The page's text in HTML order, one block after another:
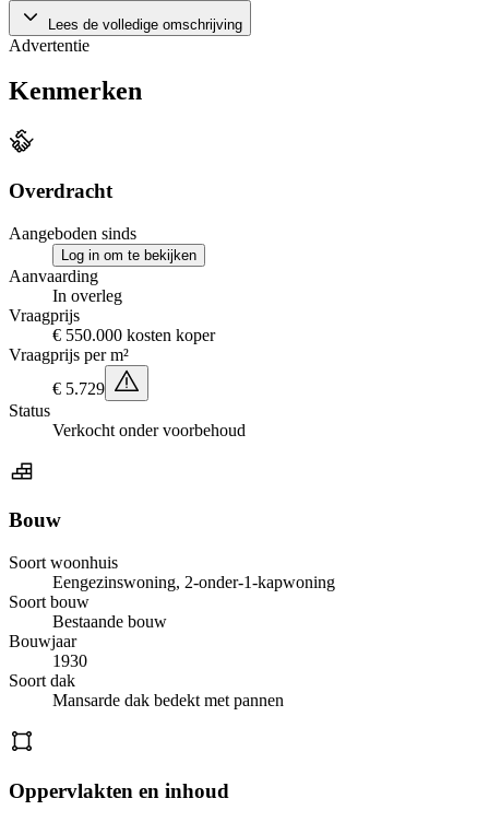
Lees de volledige omschrijving
Advertentie
Kenmerken
Overdracht
Aangeboden sinds
Log in om te bekijken
Aanvaarding
In overleg
Vraagprijs
€ 550.000 kosten koper
Vraagprijs per m²
€ 5.729
Status
Verkocht onder voorbehoud
Bouw
Soort woonhuis
Eengezinswoning, 2-onder-1-kapwoning
Soort bouw
Bestaande bouw
Bouwjaar
1930
Soort dak
Mansarde dak bedekt met pannen
Oppervlakten en inhoud